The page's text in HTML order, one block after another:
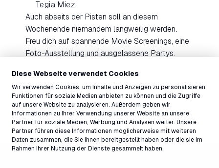
Diese Webseite verwendet Cookies
Wir verwenden Cookies, um Inhalte und Anzeigen zu personalisieren,
Funktionen für soziale Medien anbieten zu können und die Zugriffe
auf unsere Website zu analysieren. Außerdem geben wir
Informationen zu Ihrer Verwendung unserer Website an unsere
Partner für soziale Medien, Werbung und Analysen weiter. Unsere
Partner führen diese Informationen möglicherweise mit weiteren
Daten zusammen, die Sie ihnen bereitgestellt haben oder die sie im
Rahmen Ihrer Nutzung der Dienste gesammelt haben.
Tegia Miez
Auch abseits der Pisten soll an diesem
Wochenende niemandem langweilig werden:
Freu dich auf spannende Movie Screenings, eine
Foto-Ausstellung und ausgelassene Partys.
Lass dir das Season Opening Weekend in LAAX
vom 30. November 2024 nicht entgehen!